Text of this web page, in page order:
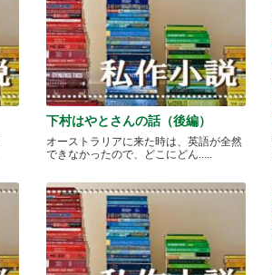
下村はやとさんの話（後編）
オーストラリアに来た時は、英語が全然
できなかったので、どこにどん.....